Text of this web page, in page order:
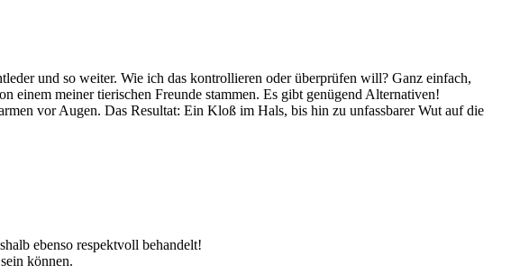
und so weiter. Wie ich das kontrollieren oder überprüfen will? Ganz einfach,
einem meiner tierischen Freunde stammen. Es gibt genügend Alternativen!
vor Augen. Das Resultat: Ein Kloß im Hals, bis hin zu unfassbarer Wut auf die
ebenso respektvoll behandelt!
können.